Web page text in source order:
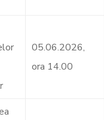
05.06.2026,
ora 14.00